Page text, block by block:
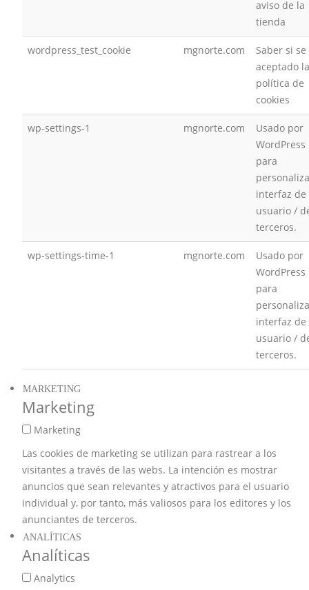
aviso de la
tienda
wordpress_test_cookie mgnorte.com
Saber si
aceptado la
política de
cookies
wp-settings-1 mgnorte.com
Usado por
WordPress
para
interfaz de
usuario /
terceros.
wp-settings-time-1 mgnorte.com
Usado por
WordPress
para
interfaz de
usuario /
terceros.
MARKETING
Marketing
Marketing
Las cookies de marketing se utilizan para rastrear a los
visitantes a través de las webs. La intención es mostrar
anuncios que sean relevantes y atractivos para el usuario
individual y, por tanto, más valiosos para los editores y los
anunciantes de terceros.
ANALÍTICAS
Analíticas
Analytics